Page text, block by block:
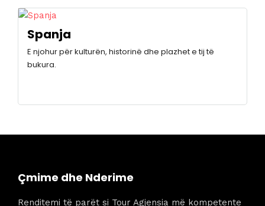
Spanja
E njohur për kulturën, historinë dhe plazhet e tij të
bukura.
Çmime dhe Nderime
Renditemi të parët si Tour Agjensia më kompetente